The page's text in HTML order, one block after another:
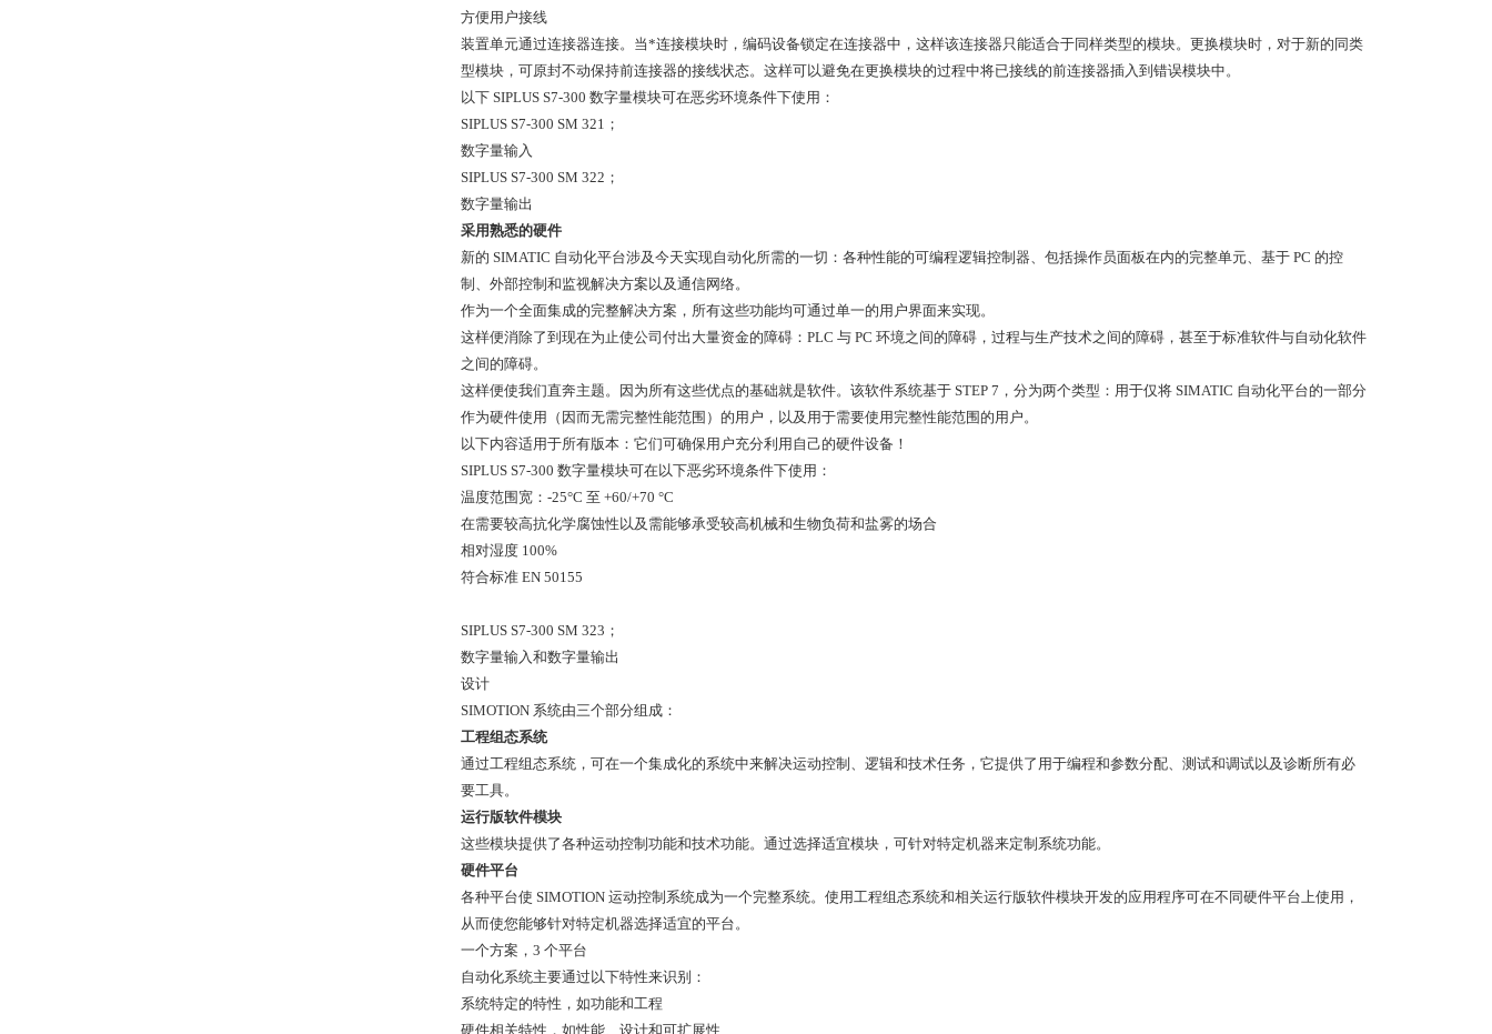
方便用户接线
装置单元通过连接器连接。当*连接模块时，编码设备锁定在连接器中，这样该连接器只能适合于同样类型的模块。更换模块时，对于新的同类
型模块，可原封不动保持前连接器的接线状态。这样可以避免在更换模块的过程中将已接线的前连接器插入到错误模块中。
以下 SIPLUS S7-300 数字量模块可在恶劣环境条件下使用：
SIPLUS S7-300 SM 321；
数字量输入
SIPLUS S7-300 SM 322；
数字量输出
采用熟悉的硬件
新的 SIMATIC 自动化平台涉及今天实现自动化所需的一切：各种性能的可编程逻辑控制器、包括操作员面板在内的完整单元、基于 PC 的控
制、外部控制和监视解决方案以及通信网络。
作为一个全面集成的完整解决方案，所有这些功能均可通过单一的用户界面来实现。
这样便消除了到现在为止使公司付出大量资金的障碍：PLC 与 PC 环境之间的障碍，过程与生产技术之间的障碍，甚至于标准软件与自动化软件
之间的障碍。
这样便使我们直奔主题。因为所有这些优点的基础就是软件。该软件系统基于 STEP 7，分为两个类型：用于仅将 SIMATIC 自动化平台的一部分
作为硬件使用（因而无需完整性能范围）的用户，以及用于需要使用完整性能范围的用户。
以下内容适用于所有版本：它们可确保用户充分利用自己的硬件设备！
SIPLUS S7-300 数字量模块可在以下恶劣环境条件下使用：
温度范围宽：-25°C 至 +60/+70 °C
在需要较高抗化学腐蚀性以及需能够承受较高机械和生物负荷和盐雾的场合
相对湿度 100%
符合标准 EN 50155
SIPLUS S7-300 SM 323；
数字量输入和数字量输出
设计
SIMOTION 系统由三个部分组成：
工程组态系统
通过工程组态系统，可在一个集成化的系统中来解决运动控制、逻辑和技术任务，它提供了用于编程和参数分配、测试和调试以及诊断所有必
要工具。
运行版软件模块
这些模块提供了各种运动控制功能和技术功能。通过选择适宜模块，可针对特定机器来定制系统功能。
硬件平台
各种平台使 SIMOTION 运动控制系统成为一个完整系统。使用工程组态系统和相关运行版软件模块开发的应用程序可在不同硬件平台上使用，
从而使您能够针对特定机器选择适宜的平台。
一个方案，3 个平台
自动化系统主要通过以下特性来识别：
系统特定的特性，如功能和工程
硬件相关特性，如性能、设计和可扩展性